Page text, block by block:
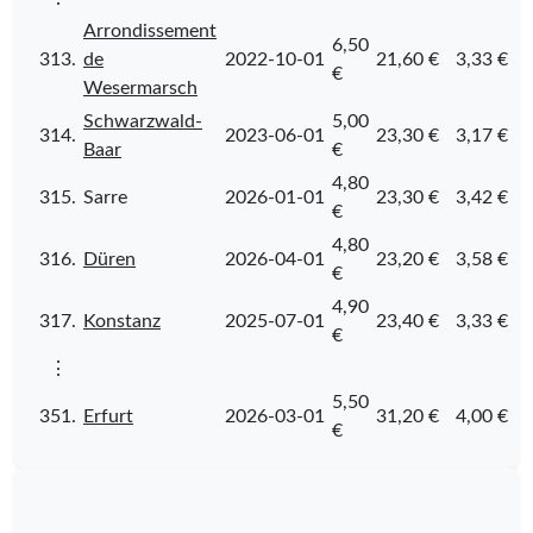
313.
Arrondissement
de
Wesermarsch
2022-10-01
6,50
€
21,60 € 3,33 €
314.
Schwarzwald-
Baar
2023-06-01
5,00
€
23,30 € 3,17 €
315. Sarre 2026-01-01
4,80
€
23,30 € 3,42 €
316. Düren 2026-04-01
4,80
€
23,20 € 3,58 €
317. Konstanz 2025-07-01
4,90
€
23,40 € 3,33 €
⋮
351. Erfurt 2026-03-01
5,50
€
31,20 € 4,00 €